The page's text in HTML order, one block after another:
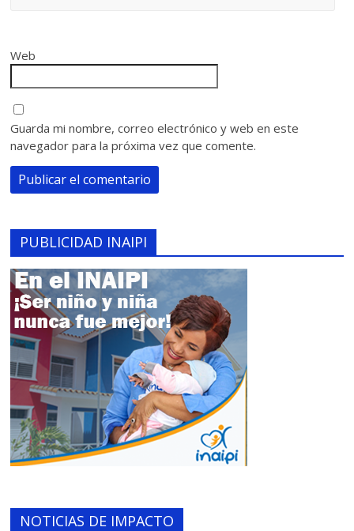
Web
Guarda mi nombre, correo electrónico y web en este
navegador para la próxima vez que comente.
PUBLICIDAD INAIPI
NOTICIAS DE IMPACTO